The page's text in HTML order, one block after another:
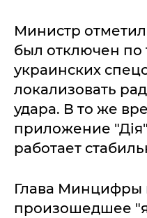
Министр
был отключен
украинских
локализовать
удара. В то же
приложение
работает
Глава Минцифры
произошедшее